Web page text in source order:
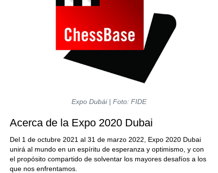
Expo Dubái | Foto: FIDE
Acerca de la Expo 2020 Dubai
Del 1 de octubre 2021 al 31 de marzo 2022, Expo 2020 Dubai
unirá al mundo en un espíritu de esperanza y optimismo, y con
el propósito compartido de solventar los mayores desafíos a los
que nos enfrentamos.